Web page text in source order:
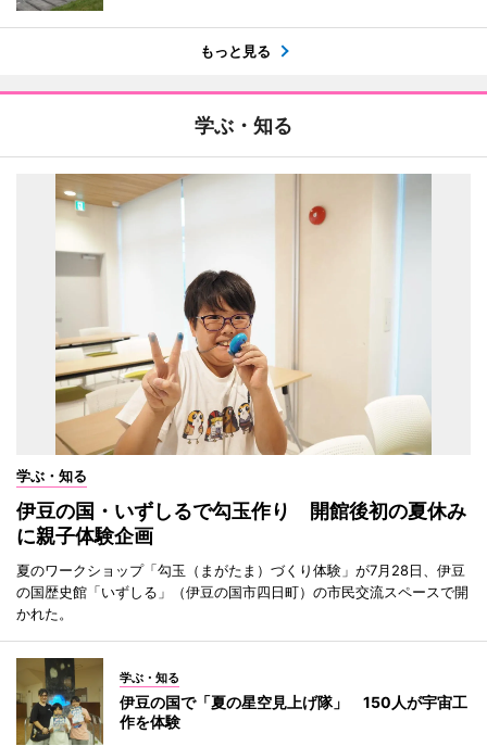
もっと見る
学ぶ・知る
学ぶ・知る
伊豆の国・いずしるで勾玉作り 開館後初の夏休み
に親子体験企画
夏のワークショップ「勾玉（まがたま）づくり体験」が7月28日、伊豆
の国歴史館「いずしる」（伊豆の国市四日町）の市民交流スペースで開
かれた。
学ぶ・知る
伊豆の国で「夏の星空見上げ隊」 150人が宇宙工
作を体験